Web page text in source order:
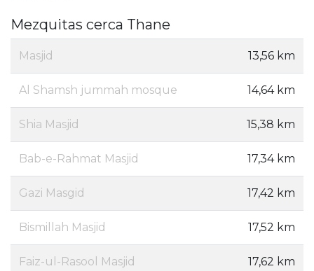
Mezquitas cerca Thane
Masjid 13,56 km
Al Shamsh jummah mosque 14,64 km
Shia Masjid 15,38 km
Bab-e-Rahmat Masjid 17,34 km
Gazi Masgid 17,42 km
Bismillah Masjid 17,52 km
Faiz-ul-Rasool Masjid 17,62 km